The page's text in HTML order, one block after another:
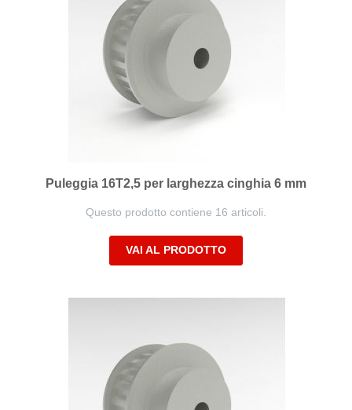
Puleggia 16T2,5 per larghezza cinghia 6 mm
Questo prodotto contiene 16 articoli.
VAI AL PRODOTTO